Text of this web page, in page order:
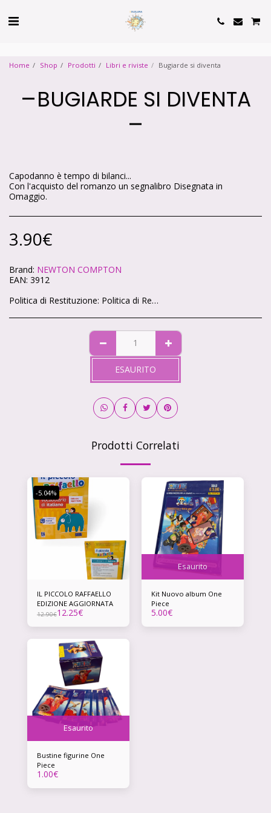
Home Shop Prodotti Libri e riviste Bugiarde si diventa
BUGIARDE SI DIVENTA
Capodanno è tempo di bilanci...
Con l'acquisto del romanzo un segnalibro Disegnata in
Omaggio.
3.90€
Brand: NEWTON COMPTON
EAN: 3912
Politica di Restituzione: Politica di Reso – Cartoleria Soleluna 🌞🌙 Ci teniamo che ogni acquisto sul nostro shop ti renda felice. Se qualcosa non va, niente panico: hai sempre la possibilità di restituire i tuoi articoli in modo semplice e veloce. 🕒 Quanto tempo hai? Hai 14 giorni di tempo da quando ricevi il pacco per chiedere il reso, come previsto dalla legge. 📦 Condizioni degli articoli Gli articoli devono tornare da noi intatti, non utilizzati e nella loro confezione originale. Non possiamo accettare resi di prodotti personalizzati o già aperti (per motivi igienici). ✉️ Come fare richiesta Scrivici a info@cartoleriasoleluna.it con il numero d’ordine e l’articolo che vuoi restituire. Ti invieremo tutte le istruzioni via mail. Spedisci il pacco all’indirizzo che ti forniremo. 🚚 Spese di spedizione Se hai cambiato idea, le spese di reso sono a carico tuo. Se invece ti è arrivato un prodotto sbagliato o difettoso, ce ne occuperemo noi senza costi extra. 💳 Rimborso Appena riceviamo e controlliamo gli articoli, ti rimborseremo entro 14 giorni sullo stesso metodo di pagamento che hai usato per l’acquisto.
ESAURITO
Prodotti Correlati
-5.04%
IL PICCOLO RAFFAELLO
EDIZIONE AGGIORNATA
12.90€12.25€
Esaurito
Kit Nuovo album One
Piece
5.00€
Esaurito
Bustine figurine One
Piece
1.00€